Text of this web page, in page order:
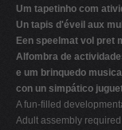
Um tapetinho com
Un tapis d'éveil aux
Een speelmat vol pret
Alfombra de
e um brinquedo
con un simpático
A fun-filled
Adult assembly required.